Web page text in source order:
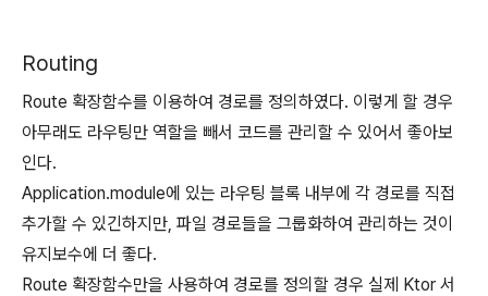
Routing
Route 확장함수를 이용하여 경로를 정의하였다. 이렇게 할 경우
아무래도 라우팅만 역할을 빼서 코드를 관리할 수 있어서 좋아보
인다.
Application.module에 있는 라우팅 블록 내부에 각 경로를 직접
추가할 수 있긴하지만, 파일 경로들을 그룹화하여 관리하는 것이
유지보수에 더 좋다.
Route 확장함수만을 사용하여 경로를 정의할 경우 실제 Ktor 서